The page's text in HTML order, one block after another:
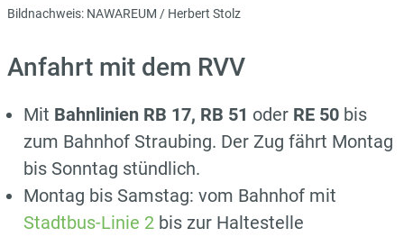
Bildnachweis: NAWAREUM / Herbert Stolz
Anfahrt mit dem RVV
Mit Bahnlinien RB 17, RB 51 oder RE 50 bis
zum Bahnhof Straubing. Der Zug fährt Montag
bis Sonntag stündlich.
Montag bis Samstag: vom Bahnhof mit
Stadtbus-Linie 2 bis zur Haltestelle